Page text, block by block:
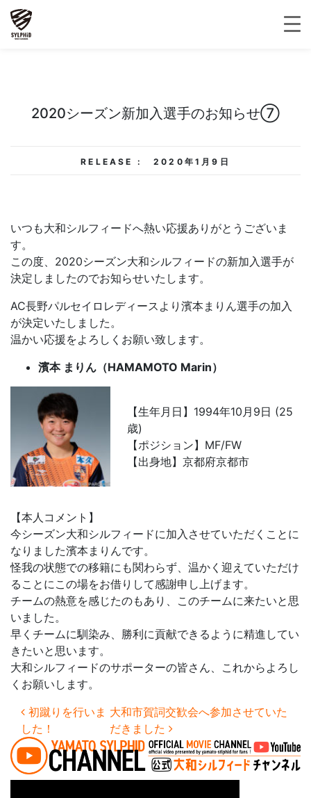
2020シーズン新加入選手のお知らせ⑦
RELEASE : 2020年1月9日
いつも大和シルフィードへ熱い応援ありがとうございま
す。
この度、2020シーズン大和シルフィードの新加入選手が
決定しましたのでお知らせいたします。
AC長野パルセイロレディースより濱本まりん選手の加入
が決定いたしました。
温かい応援をよろしくお願い致します。
濱本 まりん（HAMAMOTO Marin）
【生年月日】1994年10月9日 (25
歳)
【ポジション】MF/FW
【出身地】京都府京都市
【本人コメント】
今シーズン大和シルフィードに加入させていただくことに
なりました濱本まりんです。
怪我の状態での移籍にも関わらず、温かく迎えていただけ
ることにこの場をお借りして感謝申し上げます。
チームの熱意を感じたのもあり、このチームに来たいと思
いました。
早くチームに馴染み、勝利に貢献できるように精進してい
きたいと思います。
大和シルフィードのサポーターの皆さん、これからよろし
くお願いします。
投稿ナビゲーション
初蹴りを行いま
した！
大和市賀詞交歓会へ参加させていた
だきました